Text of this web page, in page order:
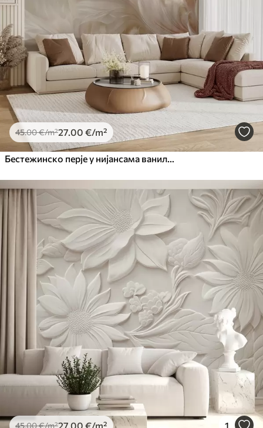
45.00€/m²27 .00 €/m²
45.00€/m²27 .00 €/m² 1